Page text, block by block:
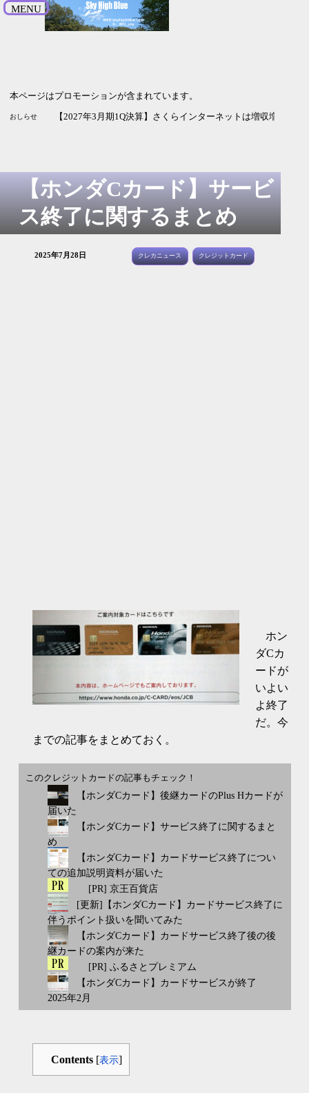
MENU
本ページはプロモーションが含まれています。
おしらせ 【2027
【ホンダCカード】サービ
ス終了に関するまとめ
2025年7月28日 クレカニュース クレジットカード
ホン
ダCカ
ードが
いよい
よ終了
だ。今
までの記事をまとめておく。
このクレジットカードの記事もチェック！
【ホンダCカード】後継カードのPlus Hカードが
届いた
【ホンダCカード】サービス終了に関するまと
め
【ホンダCカード】カードサービス終了につい
ての追加説明資料が届いた
[PR] 京王百貨店
[更新]【ホンダCカード】カードサービス終了に
伴うポイント扱いを聞いてみた
【ホンダCカード】カードサービス終了後の後
継カードの案内が来た
[PR] ふるさとプレミアム
【ホンダCカード】カードサービスが終了
2025年2月
Contents [表示]